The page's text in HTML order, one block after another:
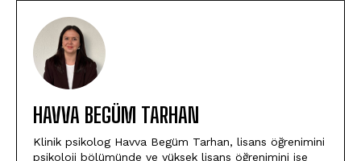
HAVVA BEGÜM TARHAN
Klinik psikolog Havva Begüm Tarhan, lisans öğrenimini
psikoloji bölümünde ve yüksek lisans öğrenimini ise